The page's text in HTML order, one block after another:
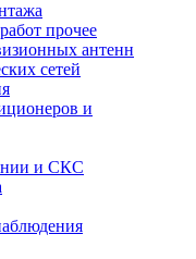
прочее
антенн
сетей
и
и СКС